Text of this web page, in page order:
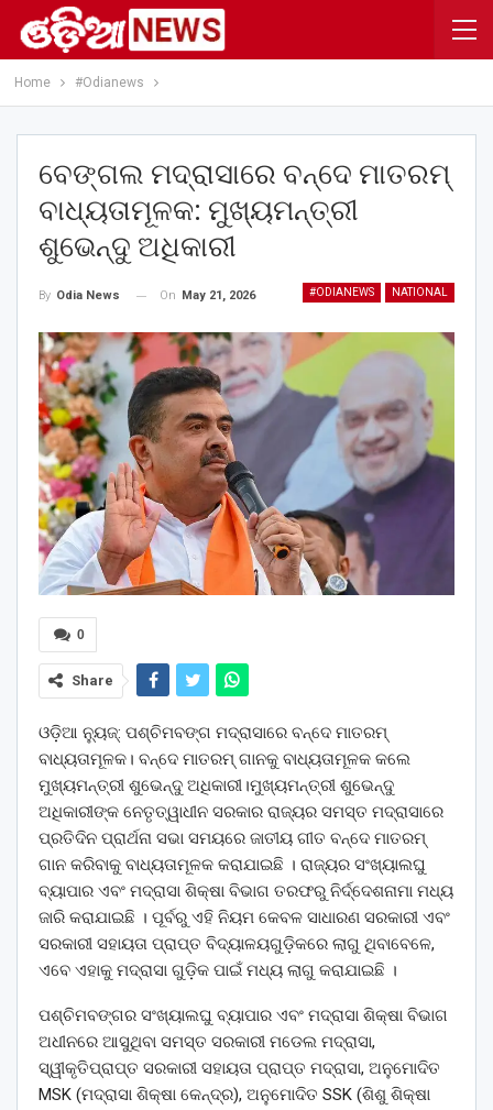
Home #Odianews
ବେଙ୍ଗଲ ମଦ୍ରାସାରେ ବନ୍ଦେ ମାତରମ୍‌
ବାଧ୍ୟତାମୂଳକ: ମୁଖ୍ୟମନ୍ତ୍ରୀ
ଶୁଭେନ୍ଦୁ ଅଧିକାରୀ
#ODIANEWS NATIONAL
By Odia News On May 21, 2026
0
Share
ଓଡ଼ିଆ ନ୍ୟୁଜ୍: ପଶ୍ଚିମବଙ୍ଗ ମଦ୍ରାସାରେ ବନ୍ଦେ ମାତରମ୍‌
ବାଧ୍ୟତାମୂଳକ। ବନ୍ଦେ ମାତରମ୍‌ ଗାନକୁ ବାଧ୍ୟତାମୂଳକ କଲେ
ମୁଖ୍ୟମନ୍ତ୍ରୀ ଶୁଭେନ୍ଦୁ ଅଧିକାରୀ।ମୁଖ୍ୟମନ୍ତ୍ରୀ ଶୁଭେନ୍ଦୁ
ଅଧିକାରୀଙ୍କ ନେତୃତ୍ୱାଧୀନ ସରକାର ରାଜ୍ୟର ସମସ୍ତ ମଦ୍ରାସାରେ
ପ୍ରତିଦିନ ପ୍ରାର୍ଥନା ସଭା ସମୟରେ ଜାତୀୟ ଗୀତ ବନ୍ଦେ ମାତରମ୍
ଗାନ କରିବାକୁ ବାଧ୍ୟତାମୂଳକ କରାଯାଇଛି । ରାଜ୍ୟର ସଂଖ୍ୟାଲଘୁ
ବ୍ୟାପାର ଏବଂ ମଦ୍ରାସା ଶିକ୍ଷା ବିଭାଗ ତରଫରୁ ନିର୍ଦ୍ଦେଶନାମା ମଧ୍ୟ
ଜାରି କରାଯାଇଛି । ପୂର୍ବରୁ ଏହି ନିୟମ କେବଳ ସାଧାରଣ ସରକାରୀ ଏବଂ
ସରକାରୀ ସହାୟତା ପ୍ରାପ୍ତ ବିଦ୍ୟାଳୟଗୁଡ଼ିକରେ ଲାଗୁ ଥିବାବେଳେ,
ଏବେ ଏହାକୁ ମଦ୍ରାସା ଗୁଡ଼ିକ ପାଇଁ ମଧ୍ୟ ଲାଗୁ କରାଯାଇଛି ।
ପଶ୍ଚିମବଙ୍ଗର ସଂଖ୍ୟାଲଘୁ ବ୍ୟାପାର ଏବଂ ମଦ୍ରାସା ଶିକ୍ଷା ବିଭାଗ
ଅଧୀନରେ ଆସୁଥିବା ସମସ୍ତ ସରକାରୀ ମଡେଲ ମଦ୍ରାସା,
ସ୍ୱୀକୃତିପ୍ରାପ୍ତ ସରକାରୀ ସହାୟତା ପ୍ରାପ୍ତ ମଦ୍ରାସା, ଅନୁମୋଦିତ
MSK (ମଦ୍ରାସା ଶିକ୍ଷା କେନ୍ଦ୍ର), ଅନୁମୋଦିତ SSK (ଶିଶୁ ଶିକ୍ଷା